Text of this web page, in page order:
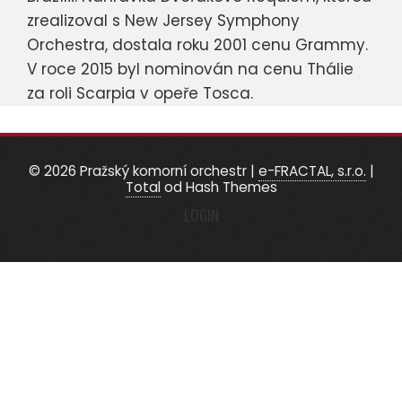
zrealizoval s New Jersey Symphony
Orchestra, dostala roku 2001 cenu Grammy.
V roce 2015 byl nominován na cenu Thálie
za roli Scarpia v opeře Tosca.
© 2026 Pražský komorní orchestr | e-FRACTAL, s.r.o. |
Totalod Hash Themes